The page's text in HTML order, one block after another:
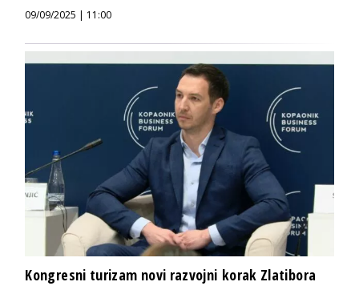
09/09/2025 | 11:00
Kongresni turizam novi razvojni korak Zlatibora